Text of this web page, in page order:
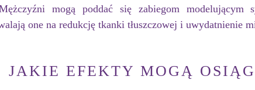
mogą poddać się zabiegom
one na redukcję tkanki tłuszczowej i uwydatnienie
JAKIE EFEKTY MOGĄ